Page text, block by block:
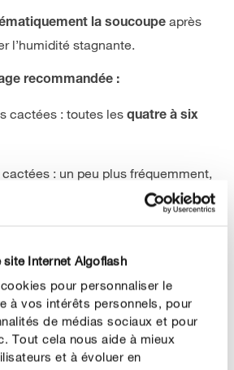
site Internet Algoflash
pour personnaliser le
à vos intérêts personnels, pour
de médias sociaux et pour
Tout cela nous aide à mieux
et à évoluer en
la soucoupe après
l’humidité stagnante.
recommandée :
cactées : toutes les quatre à six
: un peu plus fréquemment,
retenant moins d’eau
aussibassiner
vos cactus, en
récipient d’eau jusqu’à ce que le
Laissez ensuite le pot bien
remettre en place.